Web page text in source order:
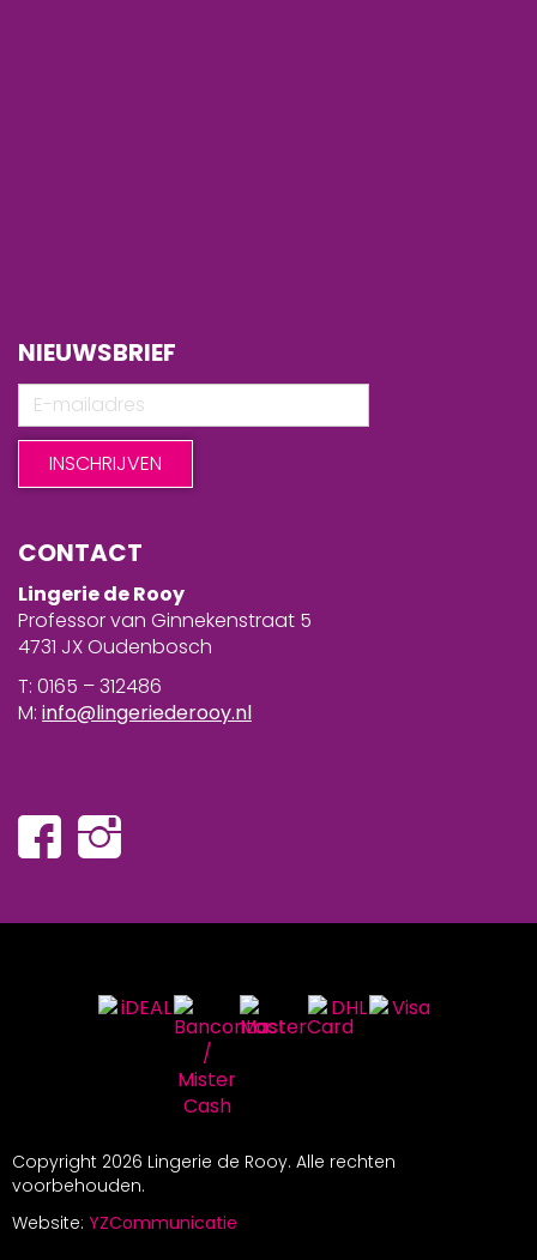
NIEUWSBRIEF
CONTACT
Lingerie de Rooy
Professor van Ginnekenstraat 5
4731 JX Oudenbosch
T: 0165 – 312486
M: info@lingeriederooy.nl
Copyright 2026 Lingerie de Rooy. Alle rechten
voorbehouden.
Website: YZCommunicatie